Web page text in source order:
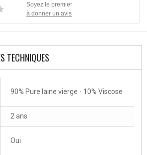
Soyez le premier
à donner un avis
TECHNIQUES
90% Pure laine vierge - 10% Viscose
2 ans
Oui